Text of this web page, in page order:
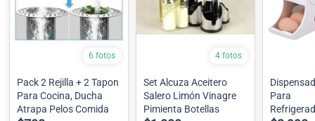
6 fotos
Pack 2 Rejilla + 2 Tapon
Para Cocina, Ducha
Atrapa Pelos Comida
4 fotos
Set Alcuza Aceitero
Salero Limón Vinagre
Pimienta Botellas
Para